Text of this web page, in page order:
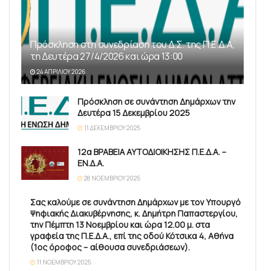
Πρόσκληση στη συνεδρίαση του Δ.Σ. της Π.Ε.Δ.Α,
τη Δευτέρα 27/4/2026 και ώρα 13:00
24 ΑΠΡΙΛΊΟΥ 2026
Πρόσκληση σε συνάντηση Δημάρχων την
Δευτέρα 15 Δεκεμβρίου 2025
11 ΔΕΚΕΜΒΡΊΟΥ 2025
12α ΒΡΑΒΕΙΑ ΑΥΤΟΔΙΟΙΚΗΣΗΣ Π.Ε.Δ.Α. –
ΕΝ.Δ.Α.
28 ΝΟΕΜΒΡΊΟΥ 2025
Σας καλούμε σε συνάντηση Δημάρχων με τον Υπουργό
Ψηφιακής Διακυβέρνησης, κ. Δημήτρη Παπαστεργίου,
την Πέμπτη 13 Νοεμβρίου και ώρα 12.00 μ. στα
γραφεία της Π.Ε.Δ.Α., επί της οδού Κότσικα 4, Αθήνα
(1ος όροφος – αίθουσα συνεδριάσεων).
11 ΝΟΕΜΒΡΊΟΥ 2025